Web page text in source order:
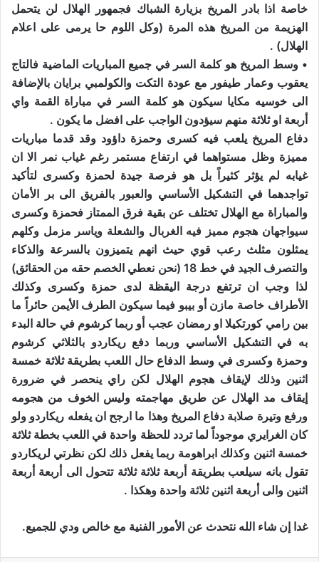
خاصة اذا بادر المريخ بزيارة الشباك فجمهور الهلال لن يتحمل
الهزيمة من المريخ هذه المرة (وكل اللوم حا يرمى على اعلام
الهلال) .
• وسط المريخ هو كلمة السر في جميع المباريات الماضية فالتاج
يعقوب وعمار طيفور مع عودة التكت والكولمبي برايان بالإضافة
الى خوسيه مكايا سيكون هو كلمة السر في مباراة القمة واي
أربعة او ثلاثة منهم سيؤدون الواجب على افضل ما يكون .
دفاع المريخ يلعب فيه كسرى وحمزة داؤود وقد قدما مباريات
مميزة وظل مستواهما في ارتفاع مستمر رغم غياب نمر الا ان
غيابه لم يؤثر كثيراً بل هو فرصة جيدة لحمزة وكسرى لتأكيد
تواجدهما في التشكيل الأساسي والعبور بالفريق الى بر الأمان
والمباراة مع الهلال تختلف عن بقية فرق الممتاز فحمزة وكسرى
سيواجهان هجوم مميز فيه الغربال والشعلة وياسر مزمل وكلهم
يمثلون مثلث رعب قوي حيث انهم يتميزون بالسرعة والذكاء
والتصرف الجيد في خط 18 (نحن نعطي الخصم حقه من الحقائق)
لذا وجب ان ترتفع درجة اليقظة لدى حمزة وكسرى وكذلك
الأطراف خاصة مازن أو بيبو فيما سيكون الطرف الأيمن حائراً ما
بين رامي كورتكيلا او رمضان عجب أو ربما كرشوم في حالة البدء
به في التشكيل الأساسي وربما دفع ريكاردو بالثلاثي كرشوم
وحمزة وكسرى في وسط الدفاع حال اللعب بطريقة ثلاثة خمسة
اثنين وذلك لإيقاف هجوم الهلال لكن راي ينحصر في ضرورة
إيقاف مد الهلال عن طريق مهاجمته وليس الخوف من هجومه
ورفع وتيرة صلابة دفاع المريخ وهذا ما ارجح ان يفعله ريكاردو ولو
كان الغرايري موجوداً لما تردد للحظة واحدة في اللعب بخطة ثلاثة
خمسة اثنين وكذلك ابراهومة ربما يفعل ذلك لكن نظرتي لريكاردو
تقول بانه سيلعب بطريقة أربعة ثلاثة ثلاثة تتحول الى أربعة أربعة
اثنين والى أربعة اثنين ثلاثة واحدة وهكذا .
غدا إن شاء الله نتحدث عن الأمور الفنية مع خالص ودي للجميع.